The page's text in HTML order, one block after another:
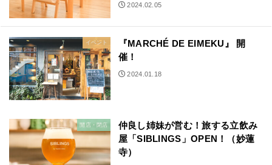
2024.02.05
イベント
『MARCHÉ DE EIMEKU』 開
催！
2024.01.18
開店・閉店
仲良し姉妹が営む！旅する立飲み
屋「SIBLINGS」OPEN！（妙蓮
寺）